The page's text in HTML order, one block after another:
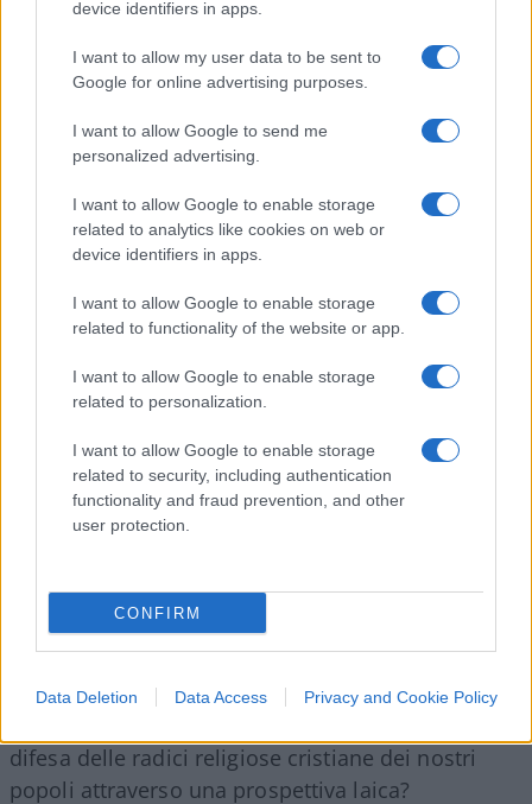
device identifiers in apps.
I want to allow my user data to be sent to
Google for online advertising purposes.
I want to allow Google to send me
personalized advertising.
I want to allow Google to enable storage
related to analytics like cookies on web or
device identifiers in apps.
I want to allow Google to enable storage
related to functionality of the website or app.
I want to allow Google to enable storage
related to personalization.
I want to allow Google to enable storage
related to security, including authentication
functionality and fraud prevention, and other
user protection.
CONFIRM
Data Deletion Data Access Privacy and Cookie Policy
. Quest’ultima sempre
sottoposta a continue modifiche. Perché questa è
l’altra grande forza del nostro mondo: l’orgogliosa
consapevolezza dell’imperfezione.
TADF: Nell’attualità internazionale osserviamo
l’acuirsi dei conflitti basati sulle diversità religiose.
In che modo i nostri stili di vita possono
rappresentare l’antidoto alle prevaricazioni di chi
contesto di guerra e distruzione, è fra due chiese
cristiane ortodosse: quella ucraina e quella russa.
Dentro la cristianità
ma molti anche i periodi della convivenza. Lo
Stato laico è il migliore prodotto dei secondi.
difesa delle radici religiose cristiane dei nostri
popoli attraverso una prospettiva laica?